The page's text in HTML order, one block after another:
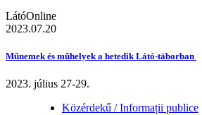
LátóOnline
2023.07.20
Műnemek és műhelyek a hetedik Látó-táborban
2023. július 27-29.
Közérdekű / Informații publice